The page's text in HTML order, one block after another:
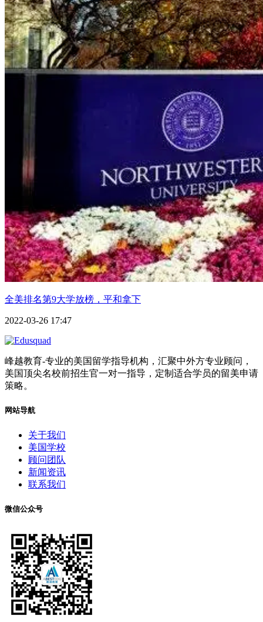
全美排名第9大学放榜，平和拿下
2022-03-26 17:47
峰越教育-专业的美国留学指导机构，汇聚中外方专业顾问，
美国顶尖名校前招生官一对一指导，定制适合学员的留美申请
策略。
网站导航
关于我们
美国学校
顾问团队
新闻资讯
联系我们
微信公众号